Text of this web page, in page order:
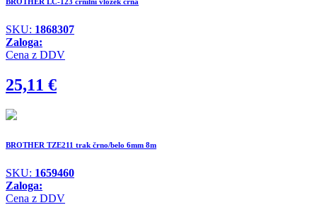
SKU: 1868307
Zaloga:
Cena z DDV
25,11 €
BROTHER TZE211 trak črno/belo 6mm 8m
SKU: 1659460
Zaloga:
Cena z DDV